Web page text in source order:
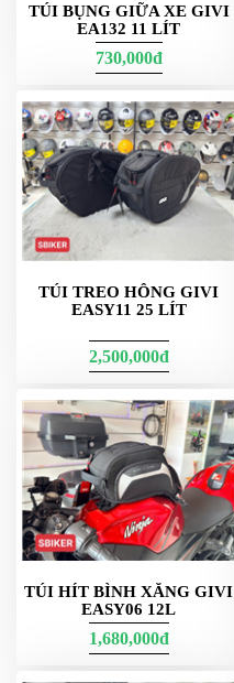
GĂNG
TAY
MOTO
DƯỠNG
SÊN
BALO
TÚI
MOTO
ÁO
GIÁP
MOTO
TAI
NGHE
GẮN
MŨ
TÚI BỤNG GIỮA XE GIVI
EA132 11 LÍT
730,000đ
TÚI TREO HÔNG GIVI
EASY11 25 LÍT
2,500,000đ
TÚI HÍT BÌNH XĂNG GIVI
EASY06 12L
1,680,000đ